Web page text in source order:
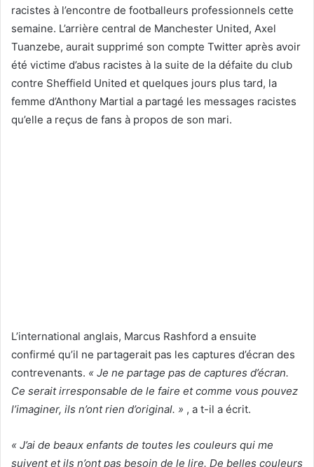
racistes à l’encontre de footballeurs professionnels cette
semaine. L’arrière central de Manchester United, Axel
Tuanzebe, aurait supprimé son compte Twitter après avoir
été victime d’abus racistes à la suite de la défaite du club
contre Sheffield United et quelques jours plus tard, la
femme d’Anthony Martial a partagé les messages racistes
qu’elle a reçus de fans à propos de son mari.
L’international anglais, Marcus Rashford a ensuite
confirmé qu’il ne partagerait pas les captures d’écran des
contrevenants. « Je ne partage pas de captures d’écran.
Ce serait irresponsable de le faire et comme vous pouvez
l’imaginer, ils n’ont rien d’original. » , a t-il a écrit.
« J’ai de beaux enfants de toutes les couleurs qui me
suivent et ils n’ont pas besoin de le lire. De belles couleurs